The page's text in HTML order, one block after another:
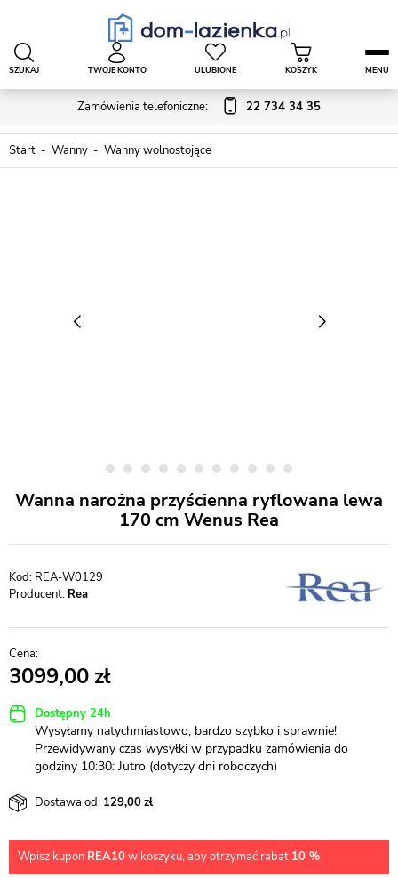
Zamówienia telefoniczne: 22 734 34 35
SZUKAJ TWOJE KONTO ULUBIONE KOSZYK MENU
Start Wanny Wanny wolnostojące
Wanna narożna przyścienna ryflowana lewa
170 cm Wenus Rea
REA-W0129
Producent: Rea
3099,00
Dostępny 24h
Wysyłamy natychmiastowo, bardzo szybko i sprawnie!
Przewidywany czas wysyłki w przypadku zamówienia do
godziny 10:30: Jutro (dotyczy dni roboczych)
Dostawa od: 129,00
Wpisz kupon REA10w koszyku, aby otrzymać rabat 10 %